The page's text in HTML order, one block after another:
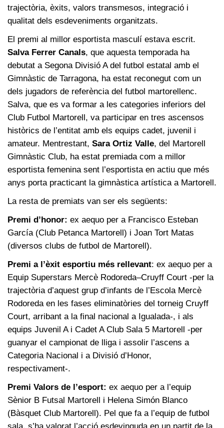
trajectòria, èxits, valors transmesos, integració i
qualitat dels esdeveniments organitzats.
El premi al millor esportista masculí estava escrit.
Salva Ferrer Canals, que aquesta temporada ha
debutat a Segona Divisió A del futbol estatal amb el
Gimnàstic de Tarragona, ha estat reconegut com un
dels jugadors de referència del futbol martorellenc.
Salva, que es va formar a les categories inferiors del
Club Futbol Martorell, va participar en tres ascensos
històrics de l’entitat amb els equips cadet, juvenil i
amateur. Mentrestant, Sara Ortiz Valle, del Martorell
Gimnàstic Club, ha estat premiada com a millor
esportista femenina sent l’esportista en actiu que més
anys porta practicant la gimnàstica artística a Martorell.
La resta de premiats van ser els següents:
Premi d’honor: ex aequo per a Francisco Esteban
García (Club Petanca Martorell) i Joan Tort Matas
(diversos clubs de futbol de Martorell).
Premi a l’èxit esportiu més rellevant: ex aequo per a
Equip Superstars Mercè Rodoreda–Cruyff Court -per la
trajectòria d’aquest grup d’infants de l’Escola Mercè
Rodoreda en les fases eliminatòries del torneig Cruyff
Court, arribant a la final nacional a Igualada-, i als
equips Juvenil A i Cadet A Club Sala 5 Martorell -per
guanyar el campionat de lliga i assolir l’ascens a
Categoria Nacional i a Divisió d’Honor,
respectivament-.
Premi Valors de l’esport: ex aequo per a l’equip
Sènior B Futsal Martorell i Helena Simón Blanco
(Bàsquet Club Martorell). Pel que fa a l’equip de futbol
sala, s’ha valorat l’acció esdevinguda en un partit de la